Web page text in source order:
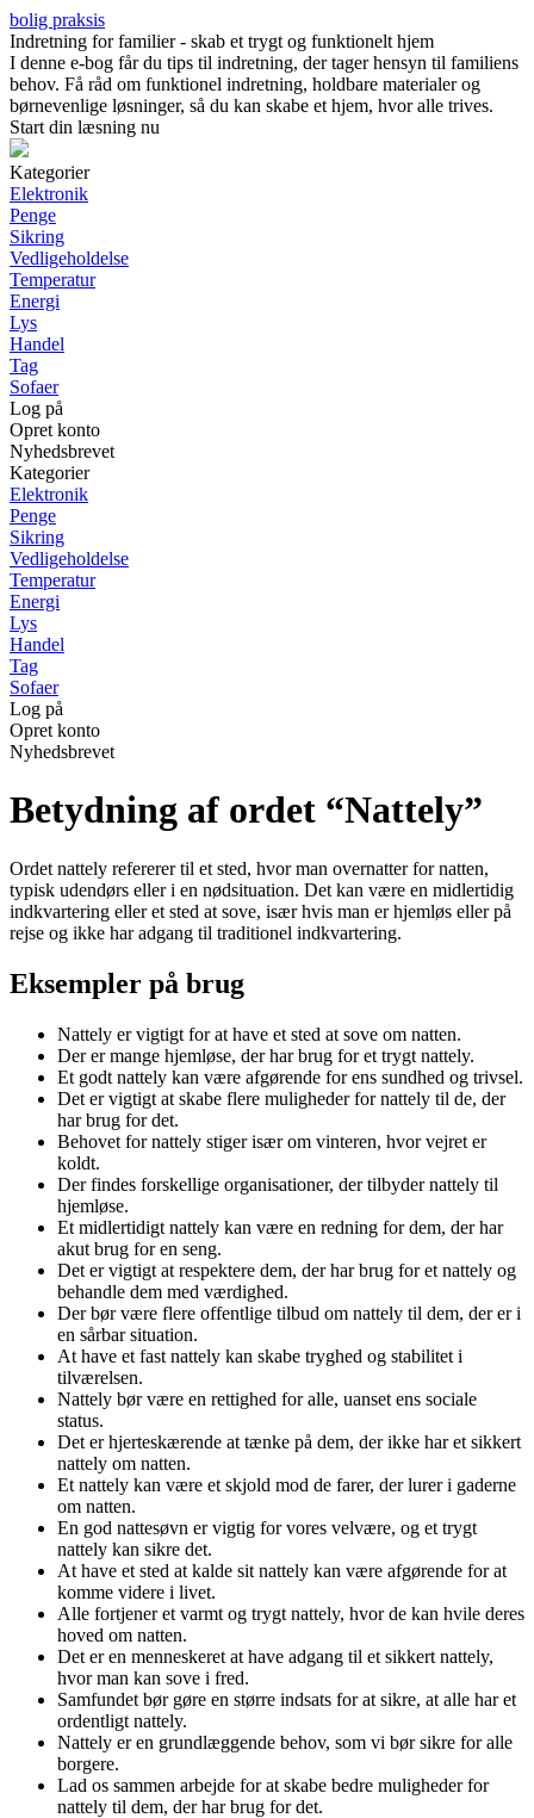
bolig praksis
Indretning for familier - skab et trygt og funktionelt hjem
I denne e-bog får du tips til indretning, der tager hensyn til familiens
behov. Få råd om funktionel indretning, holdbare materialer og
børnevenlige løsninger, så du kan skabe et hjem, hvor alle trives.
Start din læsning nu
Kategorier
Elektronik
Penge
Sikring
Vedligeholdelse
Temperatur
Energi
Lys
Handel
Tag
Sofaer
Log på
Opret konto
Nyhedsbrevet
Kategorier
Elektronik
Penge
Sikring
Vedligeholdelse
Temperatur
Energi
Lys
Handel
Tag
Sofaer
Log på
Opret konto
Nyhedsbrevet
Betydning af ordet “Nattely”
Ordet nattely refererer til et sted, hvor man overnatter for natten,
typisk udendørs eller i en nødsituation. Det kan være en midlertidig
indkvartering eller et sted at sove, især hvis man er hjemløs eller på
rejse og ikke har adgang til traditionel indkvartering.
Eksempler på brug
Nattely er vigtigt for at have et sted at sove om natten.
Der er mange hjemløse, der har brug for et trygt nattely.
Et godt nattely kan være afgørende for ens sundhed og trivsel.
Det er vigtigt at skabe flere muligheder for nattely til de, der
har brug for det.
Behovet for nattely stiger især om vinteren, hvor vejret er
koldt.
Der findes forskellige organisationer, der tilbyder nattely til
hjemløse.
Et midlertidigt nattely kan være en redning for dem, der har
akut brug for en seng.
Det er vigtigt at respektere dem, der har brug for et nattely og
behandle dem med værdighed.
Der bør være flere offentlige tilbud om nattely til dem, der er i
en sårbar situation.
At have et fast nattely kan skabe tryghed og stabilitet i
tilværelsen.
Nattely bør være en rettighed for alle, uanset ens sociale
status.
Det er hjerteskærende at tænke på dem, der ikke har et sikkert
nattely om natten.
Et nattely kan være et skjold mod de farer, der lurer i gaderne
om natten.
En god nattesøvn er vigtig for vores velvære, og et trygt
nattely kan sikre det.
At have et sted at kalde sit nattely kan være afgørende for at
komme videre i livet.
Alle fortjener et varmt og trygt nattely, hvor de kan hvile deres
hoved om natten.
Det er en menneskeret at have adgang til et sikkert nattely,
hvor man kan sove i fred.
Samfundet bør gøre en større indsats for at sikre, at alle har et
ordentligt nattely.
Nattely er en grundlæggende behov, som vi bør sikre for alle
borgere.
Lad os sammen arbejde for at skabe bedre muligheder for
nattely til dem, der har brug for det.